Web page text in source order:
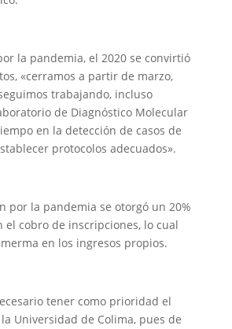
la pandemia, el 2020 se convirtió
«cerramos a partir de marzo,
trabajando, incluso
de Diagnóstico Molecular
en la detección de casos de
protocolos adecuados».
por la pandemia se otorgó un 20%
el cobro de inscripciones, lo cual
en los ingresos propios.
tener como prioridad el
Universidad de Colima, pues de